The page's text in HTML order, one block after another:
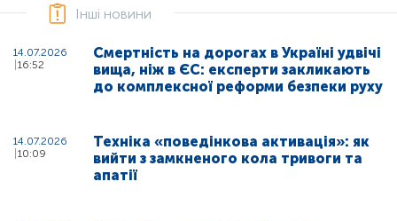
Інші новини
14.07.2026
16:52
Смертність на дорогах в Україні удвічі
вища, ніж в ЄС: експерти закликають
до комплексної реформи безпеки руху
14.07.2026
10:09
Техніка «поведінкова активація»: як
вийти з замкненого кола тривоги та
апатії